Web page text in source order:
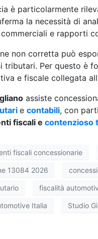
è particolarmente
la necessità di
e rapporti
non corretta può
tributari. Per questo è
e fiscale collegata
assiste
e contabili, con
fiscali e contenzioso
fiscali concessionarie
13084 2026
fiscalità
Italia Studio